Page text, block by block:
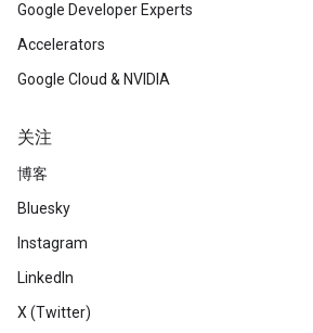
Google Developer Experts
Accelerators
Google Cloud & NVIDIA
关注
博客
Bluesky
Instagram
LinkedIn
X (Twitter)